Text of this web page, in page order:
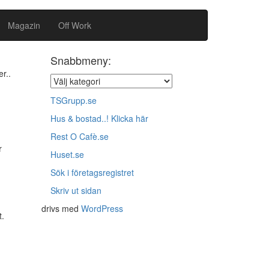
Magazin Off Work
Snabbmeny:
TSGrupp.se
Hus & bostad..! Klicka här
Rest O Cafè.se
Huset.se
Sök i företagsregistret
Skriv ut sidan
drivs med WordPress